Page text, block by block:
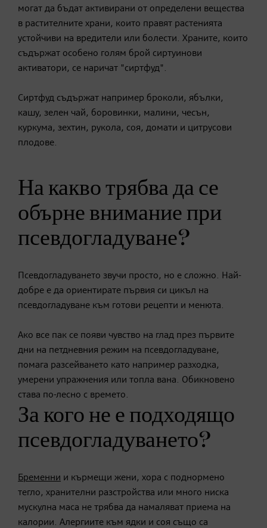
могат да бъдат активирани от определени вещества
в растителните храни, които правят растенията
устойчиви на вредители или болести. Храните, които
съдържат особено голям брой сиртуинови
активатори, се наричат "сиртфуд".
Сиртфуд съдържат например броколи, ябълки,
кашу, зелен чай, боровинки, малини, чесън,
куркума, зехтин, рукола, соя, домати и цитрусови
плодове.
На какво трябва да се
обърне внимание при
псевдогладуване?
Псевдогладуването звучи просто, но е сложно. Най-
добре е да ориентирате първия си цикъл на
псевдогладуване към готови рецепти и менюта.
Ако все пак се появи чувство на глад през първите
дни на петдневния режим на псевдогладуване,
помага разсейването като например разходка,
умерени упражнения или топла вана. Обикновено
става по-лесно с времето.
За кого не е подходящо
псевдогладуването?
Бременни и кърмещи жени, хора с поднормено
тегло, хранителни разстройства или много ниска
мускулна маса не трябва да намаляват приема на
калории. Алергиите към ядки и соя също са